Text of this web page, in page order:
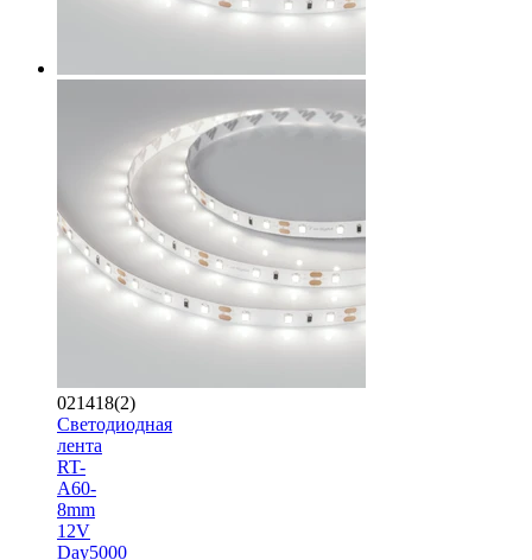
021418(2)
Светодиодная
лента
RT-
A60-
8mm
12V
Day5000